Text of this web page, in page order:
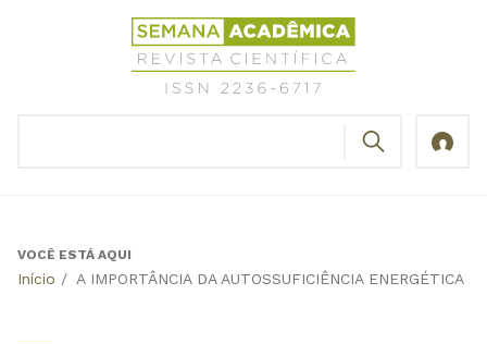
Revista
Científica
Semana
Back
VOCÊ ESTÁ AQUI
Início / A IMPORTÂNCIA DA AUTOSSUFICIÊNCIA ENERGÉTICA